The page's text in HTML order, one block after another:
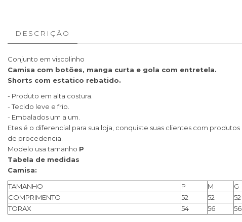
DESCRIÇÃO
Conjunto em viscolinho
Camisa com botões, manga curta e gola com entretela.
Shorts com estatico rebatido.
- Produto em alta costura.
- Tecido leve e frio.
- Embalados um a um.
Etes é o diferencial para sua loja, conquiste suas clientes com produtos
de procedencia.
Modelo usa tamanho P
Tabela de medidas
Camisa:
TAMANHO
P M
G
COMPRIMENTO
52 52
52
TORAX
54 56 56